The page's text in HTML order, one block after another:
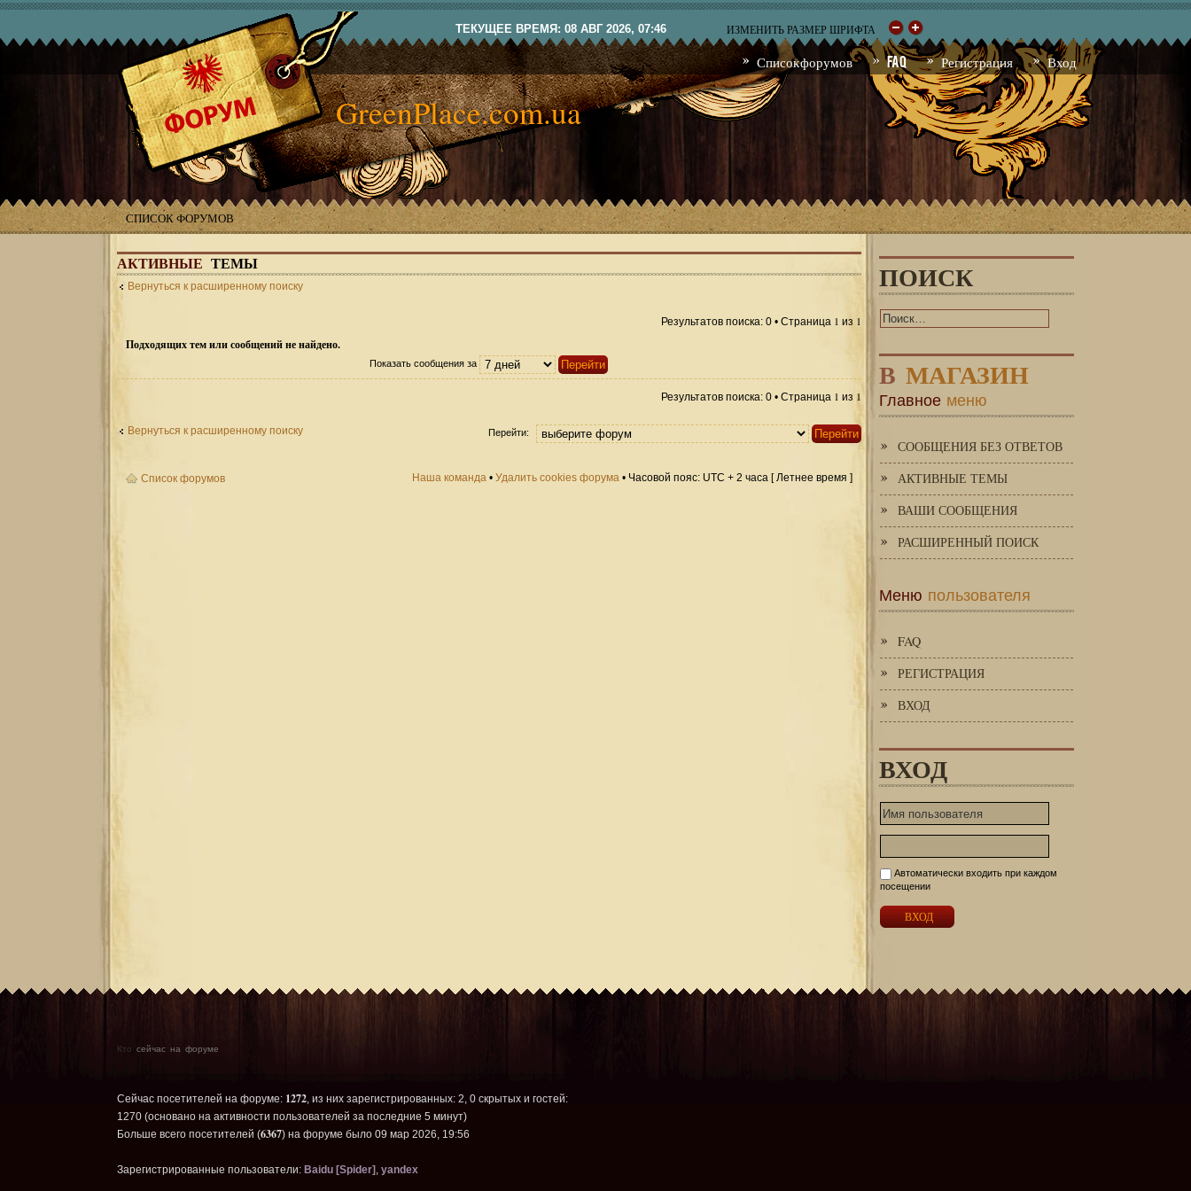
ТЕКУЩЕЕ ВРЕМЯ: 08 АВГ 2026, 07:46 ИЗМЕНИТЬ РАЗМЕР ШРИФТА
Список форумов FAQ Регистрация Вход
GreenPlace.com.ua
СПИСОК ФОРУМОВ
АКТИВНЫЕ ТЕМЫ
Вернуться к расширенному поиску
Результатов поиска: 0 • Страница 1 из 1
Подходящих тем или сообщений не найдено.
Показать сообщения за
Результатов поиска: 0 • Страница 1 из 1
Вернуться к расширенному поиску Перейти:
Список форумов Наша команда • Удалить cookies форума • Часовой пояс: UTC + 2 часа [ Летнее время ]
ПОИСК
В МАГАЗИН
Главное меню
СООБЩЕНИЯ БЕЗ ОТВЕТОВ
АКТИВНЫЕ ТЕМЫ
ВАШИ СООБЩЕНИЯ
РАСШИРЕННЫЙ ПОИСК
Меню пользователя
FAQ
РЕГИСТРАЦИЯ
ВХОД
ВХОД
Автоматически входить при каждом
посещении
Кто сейчас на форуме
Сейчас посетителей на форуме: 1272, из них зарегистрированных: 2, 0 скрытых и гостей:
1270 (основано на активности пользователей за последние 5 минут)
Больше всего посетителей (6367) на форуме было 09 мар 2026, 19:56
Зарегистрированные пользователи: Baidu [Spider] , yandex